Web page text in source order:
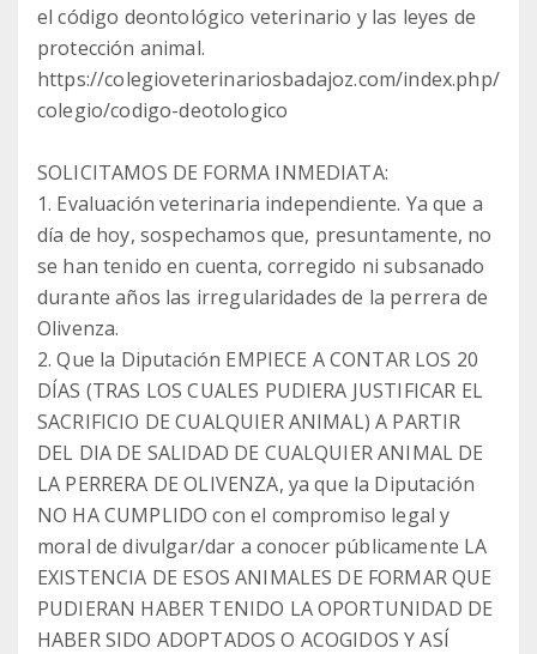
el código deontológico veterinario y las leyes de
protección animal.
https://colegioveterinariosbadajoz.com/index.php/
colegio/codigo-deotologico
SOLICITAMOS DE FORMA INMEDIATA:
1. Evaluación veterinaria independiente. Ya que a
día de hoy, sospechamos que, presuntamente, no
se han tenido en cuenta, corregido ni subsanado
durante años las irregularidades de la perrera de
Olivenza.
2. Que la Diputación EMPIECE A CONTAR LOS 20
DÍAS (TRAS LOS CUALES PUDIERA JUSTIFICAR EL
SACRIFICIO DE CUALQUIER ANIMAL) A PARTIR
DEL DIA DE SALIDAD DE CUALQUIER ANIMAL DE
LA PERRERA DE OLIVENZA, ya que la Diputación
NO HA CUMPLIDO con el compromiso legal y
moral de divulgar/dar a conocer públicamente LA
EXISTENCIA DE ESOS ANIMALES DE FORMAR QUE
PUDIERAN HABER TENIDO LA OPORTUNIDAD DE
HABER SIDO ADOPTADOS O ACOGIDOS Y ASÍ